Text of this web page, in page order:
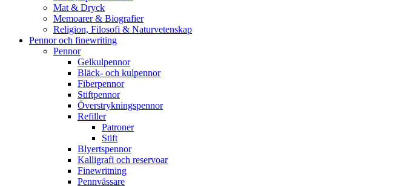
Mat & Dryck
Memoarer & Biografier
Religion, Filosofi & Naturvetenskap
Pennor och finewriting
Pennor
Gelkulpennor
Bläck- och kulpennor
Fiberpennor
Stiftpennor
Överstrykningspennor
Refiller
Patroner
Stift
Blyertspennor
Kalligrafi och reservoar
Finewritning
Pennvässare